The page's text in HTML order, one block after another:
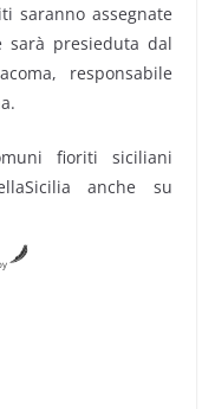
saranno assegnate
sarà presieduta dal
responsabile
fioriti siciliani
anche su